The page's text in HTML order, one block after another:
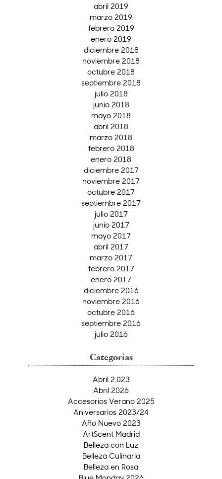
abril 2019
marzo 2019
febrero 2019
enero 2019
diciembre 2018
noviembre 2018
octubre 2018
septiembre 2018
julio 2018
junio 2018
mayo 2018
abril 2018
marzo 2018
febrero 2018
enero 2018
diciembre 2017
noviembre 2017
octubre 2017
septiembre 2017
julio 2017
junio 2017
mayo 2017
abril 2017
marzo 2017
febrero 2017
enero 2017
diciembre 2016
noviembre 2016
octubre 2016
septiembre 2016
julio 2016
Categorías
Abril 2.023
Abril 2026
Accesorios Verano 2025
Aniversarios 2023/24
Año Nuevo 2023
ArtScent Madrid
Belleza con Luz
Belleza Culinaria
Belleza en Rosa